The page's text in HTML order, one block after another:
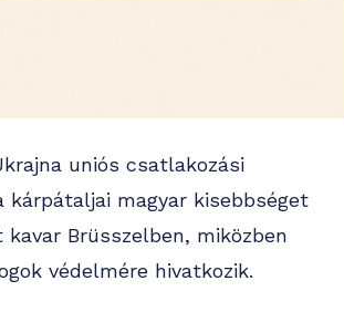
uniós csatlakozási
magyar kisebbséget
Brüsszelben, miközben
védelmére hivatkozik.